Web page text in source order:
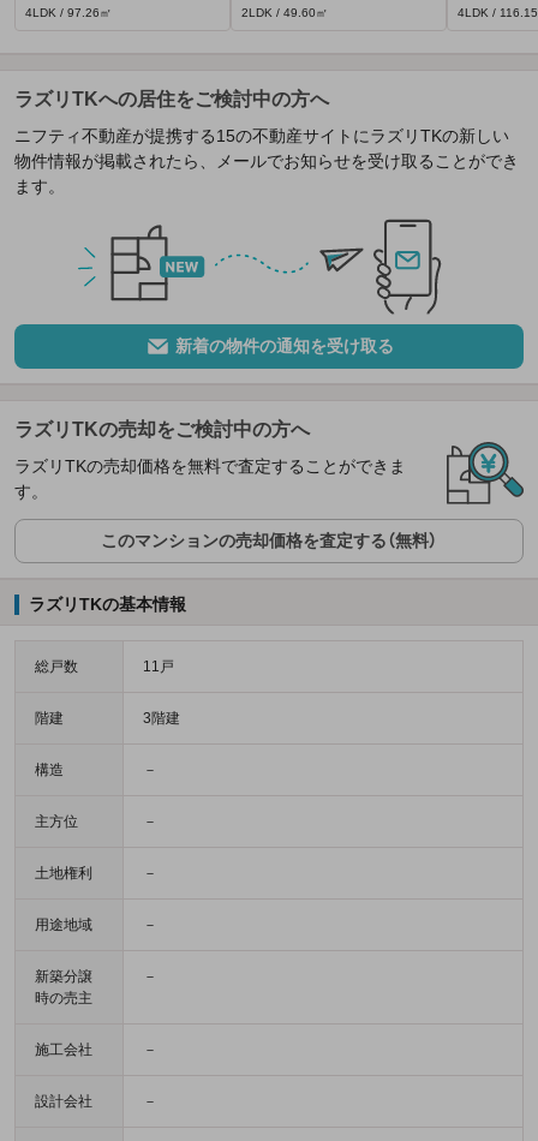
4LDK / 97.26㎡
2LDK / 49.60㎡
4LDK /
ラズリTKへの居住をご検討中の方へ
ニフティ不動産が提携する15の不動産サイトにラズリTKの新しい
物件情報が掲載されたら、メールでお知らせを受け取ることができ
ます。
新着の物件の通知を受け取る
ラズリTKの売却をご検討中の方へ
ラズリTKの売却価格を無料で査定することができま
す。
このマンションの売却価格を査定する（無料）
ラズリTKの基本情報
総戸数 11戸
階建 3階建
構造 －
主方位 －
土地権利 －
用途地域 －
新築分譲
時の売主
－
施工会社 －
設計会社 －